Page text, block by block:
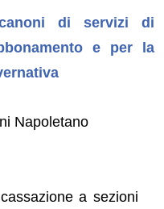
di servizi di
e per la
Napoletano
a sezioni